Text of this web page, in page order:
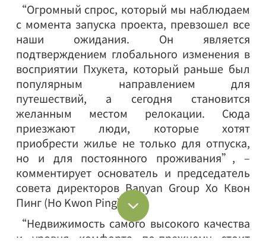
“Огромный спрос, который мы наблюдаем
с момента запуска проекта, превзошел все
наши ожидания. Он является
подтверждением глобального изменения в
восприятии Пхукета, который раньше был
популярным направлением для
путешествий, а сегодня становится
желанным местом релокации. Сюда
приезжают люди, которые хотят
приобрести жилье не только для отпуска,
но и для постоянного проживания”, –
комментирует основатель и председатель
совета директоров Banyan Group Хо Квон
Пинг (Ho Kwon Ping).
“Недвижимость самого высокого качества
и уровня комфорта по-прежнему стоит